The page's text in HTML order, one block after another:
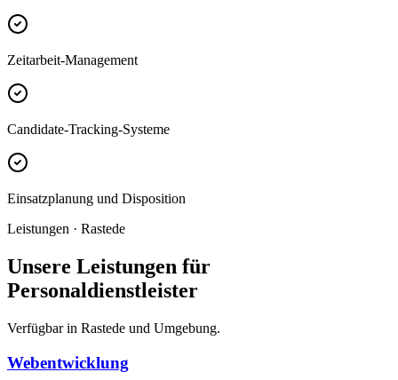
Zeitarbeit-Management
Candidate-Tracking-Systeme
Einsatzplanung und Disposition
Leistungen · Rastede
Unsere Leistungen für
Personaldienstleister
Verfügbar in Rastede und Umgebung.
Webentwicklung